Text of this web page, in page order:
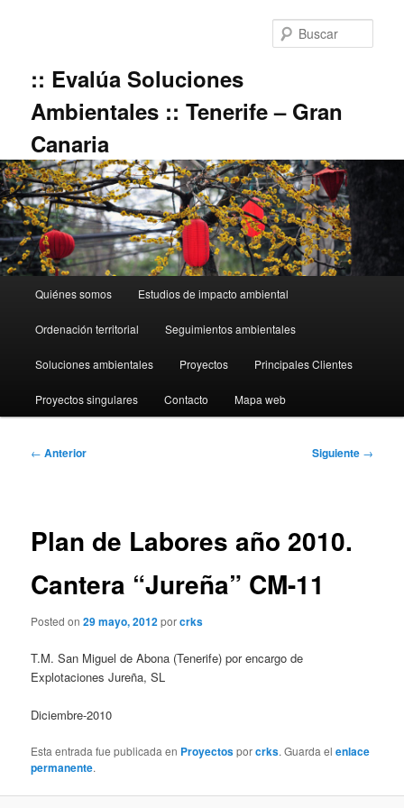
:: Evalúa Soluciones
Ambientales :: Tenerife – Gran
Canaria
principal
Quiénes somos Estudios de impacto ambiental
Ordenación territorial Seguimientos ambientales
Soluciones ambientales Proyectos Principales Clientes
Proyectos singulares Contacto Mapa web
Navegación
← Anterior Siguiente →
Plan de Labores año 2010.
Cantera “Jureña” CM-11
Posted on29 mayo, 2012porcrks
T.M. San Miguel de Abona (Tenerife) por encargo de
Explotaciones Jureña, SL
Diciembre-2010
Esta entrada fue publicada en Proyectosporcrks. Guarda elenlace
permanente.